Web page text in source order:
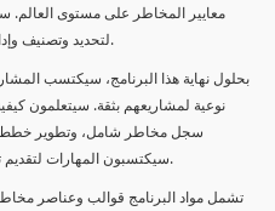
معايير المخاطر على مستوى
لتحديد وتصنيف وإدارة المخاطر على مدار دورة حياة المشروع.
بحلول نهاية هذا البرنامج، سيكتسب
نوعية لمشاريعهم بثقة. سيتعلمون
سجل مخاطر شامل، وتطوير خطط
سيكتسبون المهارات لتقديم تقييمات المخاطر عبر لوحة معلومات فعالة.
تشمل مواد البرنامج قوالب وعناصر